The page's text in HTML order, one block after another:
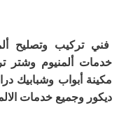
فني تركيب وتصليح
خدمات ألمنيوم وشتر
مكينة أبواب وشبابيك
ديكور وجميع خدمات